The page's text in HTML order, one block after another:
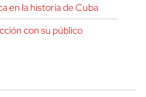
en la historia de Cuba
con su público